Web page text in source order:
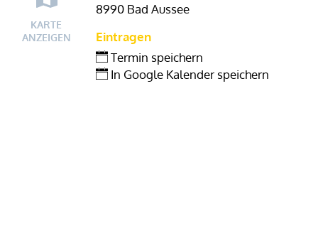
KARTE
ANZEIGEN
8990 Bad Aussee
Eintragen
Termin speichern
In Google Kalender speichern